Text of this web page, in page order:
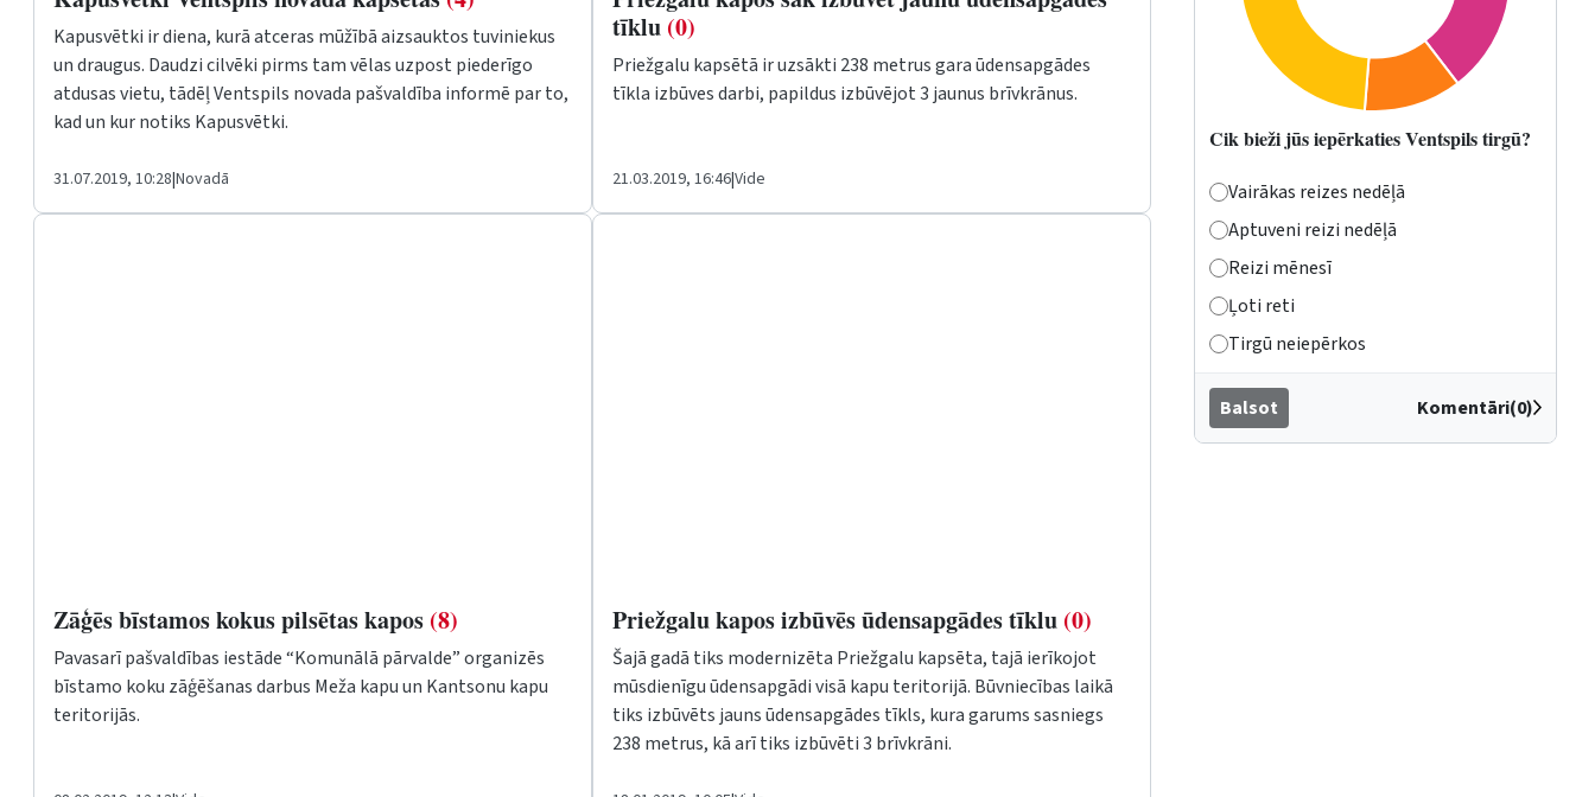
Kapusvētki ir diena, kurā atceras mūžībā aizsauktos tuviniekus
un draugus. Daudzi cilvēki pirms tam vēlas uzpost piederīgo
atdusas vietu, tādēļ Ventspils novada pašvaldība informē par to,
kad un kur notiks Kapusvētki.
31.07.2019, 10:28|Novadā
tīklu (0)
Priežgalu kapsētā ir uzsākti 238 metrus gara ūdensapgādes
tīkla izbūves darbi, papildus izbūvējot 3 jaunus brīvkrānus.
21.03.2019, 16:46|Vide
Zāģēs bīstamos kokus pilsētas kapos (8)
Pavasarī pašvaldības iestāde “Komunālā pārvalde” organizēs
bīstamo koku zāģēšanas darbus Meža kapu un Kantsonu kapu
teritorijās.
Priežgalu kapos izbūvēs ūdensapgādes tīklu (0)
Šajā gadā tiks modernizēta Priežgalu kapsēta, tajā ierīkojot
mūsdienīgu ūdensapgādi visā kapu teritorijā. Būvniecības laikā
tiks izbūvēts jauns ūdensapgādes tīkls, kura garums sasniegs
238 metrus, kā arī tiks izbūvēti 3 brīvkrāni.
Cik bieži jūs iepērkaties Ventspils tirgū?
Vairākas reizes nedēļā
Aptuveni reizi nedēļā
Reizi mēnesī
Ļoti reti
Tirgū neiepērkos
Balsot Komentāri(0)